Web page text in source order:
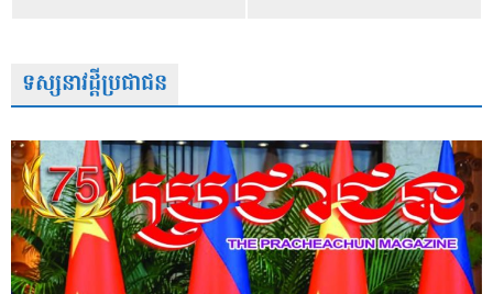
ទស្សនាវដ្តីប្រជាជន